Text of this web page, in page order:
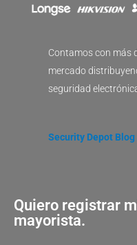
Contamos con más
mercado
seguridad
Security Depot
Quiero registrar
mayorista.